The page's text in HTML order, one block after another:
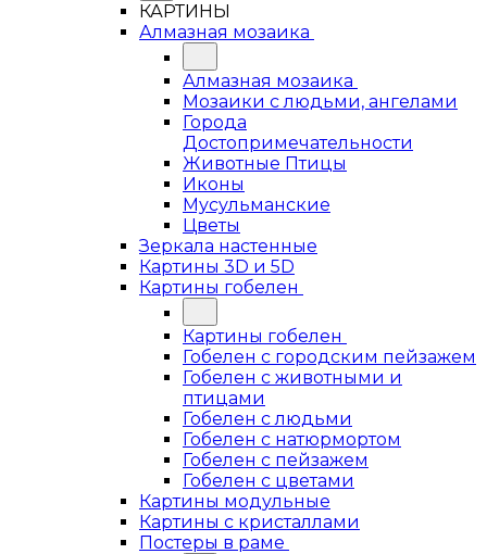
КАРТИНЫ
Алмазная мозаика
Алмазная мозаика
Мозаики с людьми, ангелами
Города
Достопримечательности
Животные Птицы
Иконы
Мусульманские
Цветы
Зеркала настенные
Картины 3D и 5D
Картины гобелен
Картины гобелен
Гобелен с городским пейзажем
Гобелен с животными и
птицами
Гобелен с людьми
Гобелен с натюрмортом
Гобелен с пейзажем
Гобелен с цветами
Картины модульные
Картины с кристаллами
Постеры в раме